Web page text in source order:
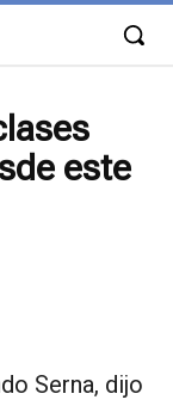
este
Serna, dijo